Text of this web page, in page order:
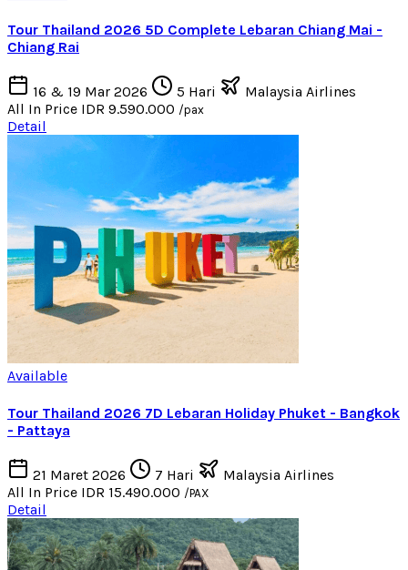
Tour Thailand 2026 5D Complete Lebaran Chiang Mai -
Chiang Rai
16 & 19 Mar 2026 5 Hari
Malaysia Airlines
All In Price IDR 9.590.000 /pax
Detail
Available
Tour Thailand 2026 7D Lebaran Holiday Phuket - Bangkok
- Pattaya
21 Maret 2026 7 Hari
Malaysia Airlines
All In Price IDR 15.490.000 /PAX
Detail